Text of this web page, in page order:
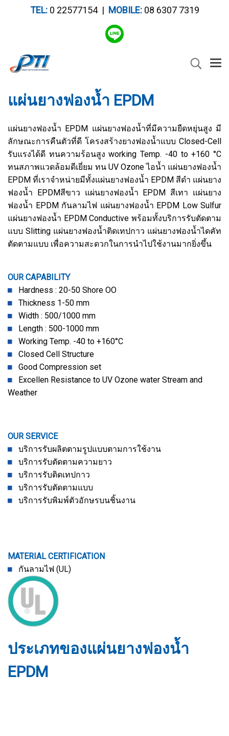
TEL:0 22577154 | MOBILE: 08 6307 7319
แผ่นยางฟองน้ำ EPDM
แผ่นยางฟองน้ำ EPDM แผ่นยางฟองน้ำที่มีความยืดหยุ่นสูง มี
ลักษณะการคืนตัวที่ดี โครงสร้างยางฟองน้ำแบบ Closed-Cell
รับแรงได้ดี ทนความร้อนสูง working Temp. -40 to +160 °C
ทนสภาพแวดล้อมดีเยี่ยม ทน UV Ozone ไอน้ำ แผ่นยางฟองน้ำ
EPDM ที่เราจำหน่ายมีทั้งแผ่นยางฟองน้ำ EPDM สีดำ แผ่นยาง
ฟองน้ำ EPDMสีขาว แผ่นยางฟองน้ำ EPDM สีเทา แผ่นยาง
ฟองน้ำ EPDM กันลามไฟ แผ่นยางฟองน้ำ EPDM Low Sulfur
แผ่นยางฟองน้ำ EPDM Conductive พร้อมทั้งบริการรับตัดตาม
แบบ Slitting แผ่นยางฟองน้ำติดเทปกาว แผ่นยางฟองน้ำไดคัท
ตัดตามแบบ เพื่อความสะดวกในการนำไปใช้งานมากยิ่งขึ้น
OUR CAPABILITY
Hardness : 20-50 Shore OO
Thickness 1-50 mm
Width : 500/1000 mm
Length : 500-1000 mm
Working Temp. -40 to +160°C
Closed Cell Structure
Good Compression set
Excellen Resistance to UV Ozone water Stream and
Weather
OUR SERVICE
บริการรับผลิตตามรูปแบบตามการใช้งาน
บริการรับตัดตามความยาว
บริการรับติดเทปกาว
บริการรับตัดตามแบบ
บริการรับพิมพ์ตัวอักษรบนชิ้นงาน
MATERIAL CERTIFICATION
กันลามไฟ (UL)
ประเภทของแผ่นยางฟองน้ำ
EPDM